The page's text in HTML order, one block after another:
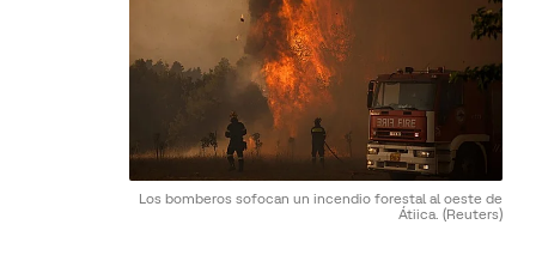
Los bomberos sofocan un incendio forestal al oeste de
Átiica. (Reuters)